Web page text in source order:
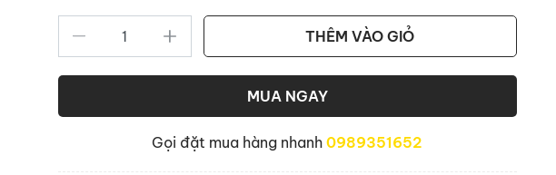
THÊM VÀO GIỎ
MUA NGAY
Gọi đặt mua hàng nhanh0989351652